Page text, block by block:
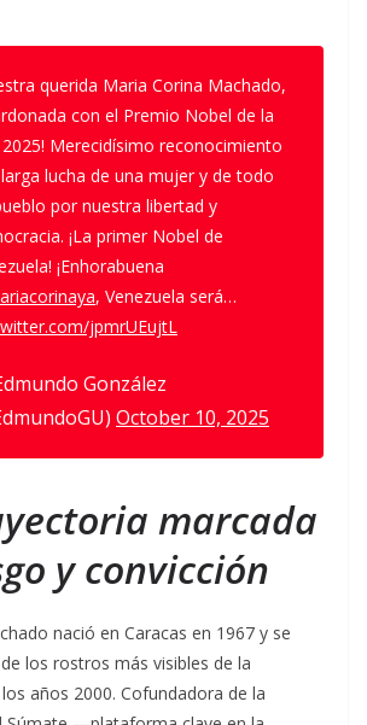
querida Maria Corina Machado,
con el Premio Nobel de la
2025! Merecidísimo reconocimiento
lucha de una mujer y de todo
por nuestra libertad y
¡La primer Nobel de
¡Enhorabuena
, Venezuela será…
jpmrUEujtL
González
October 10, 2025
marcada
y convicción
nació en Caracas en 1967 y se
los rostros más visibles de la
años 2000. Cofundadora de la